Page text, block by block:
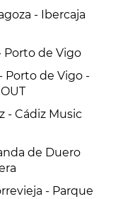
- Ibercaja
Porto de Vigo
Porto de Vigo -
- Cádiz Music
de Duero
- Parque